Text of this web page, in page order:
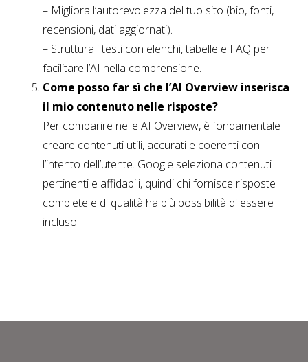
– Migliora l’autorevolezza del tuo sito (bio, fonti,
recensioni, dati aggiornati).
– Struttura i testi con elenchi, tabelle e FAQ per
facilitare l’AI nella comprensione.
Come posso far sì che l’AI Overview inserisca
il mio contenuto nelle risposte?
Per comparire nelle AI Overview, è fondamentale
creare contenuti utili, accurati e coerenti con
l’intento dell’utente. Google seleziona contenuti
pertinenti e affidabili, quindi chi fornisce risposte
complete e di qualità ha più possibilità di essere
incluso.